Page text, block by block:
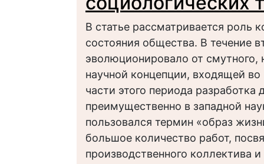
В статье рассматривается роль
состояния общества. В течение
эволюционировало от
научной концепции, входящей
части этого периода
преимущественно в западной
пользовался термин «образ
большое количество работ,
производственного коллектива и